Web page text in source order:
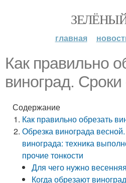
главная
Как правильно
виноград. Сроки
Содержание
Как правильно обрезать
Обрезка винограда
винограда: техника
прочие тонкости
Для чего нужно
Когда обрезают